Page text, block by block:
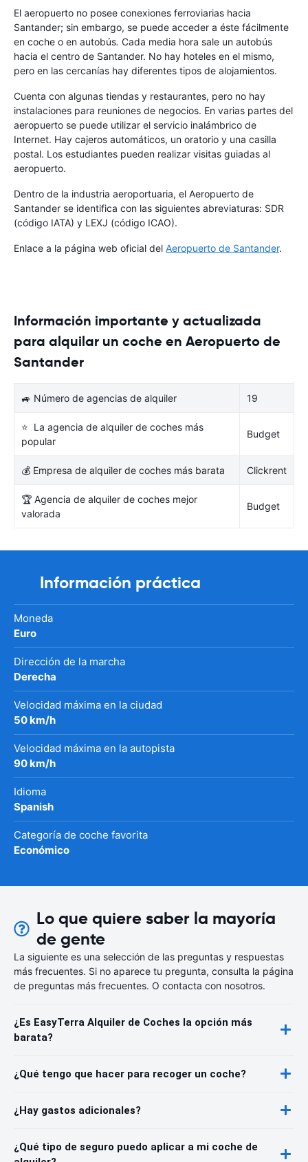
El aeropuerto no posee conexiones ferroviarias hacia
Santander; sin embargo, se puede acceder a éste fácilmente
en coche o en autobús. Cada media hora sale un autobús
hacia el centro de Santander. No hay hoteles en el mismo,
pero en las cercanías hay diferentes tipos de alojamientos.
Cuenta con algunas tiendas y restaurantes, pero no hay
instalaciones para reuniones de negocios. En varias partes del
aeropuerto se puede utilizar el servicio inalámbrico de
Internet. Hay cajeros automáticos, un oratorio y una casilla
postal. Los estudiantes pueden realizar visitas guiadas al
aeropuerto.
Dentro de la industria aeroportuaria, el Aeropuerto de
Santander se identifica con las siguientes abreviaturas: SDR
(código IATA) y LEXJ (código ICAO).
Enlace a la página web oficial del Aeropuerto de Santander.
Información importante y actualizada
para alquilar un coche en Aeropuerto de
Santander
🚙 Número de agencias de alquiler 19
⭐ La agencia de alquiler de coches más
popular
Budget
💰 Empresa de alquiler de coches más barata Clickrent
🏆 Agencia de alquiler de coches mejor
valorada
Budget
Información práctica
Moneda
Euro
Dirección de la marcha
Derecha
Velocidad máxima en la ciudad
50 km/h
Velocidad máxima en la autopista
90 km/h
Idioma
Spanish
Categoría de coche favorita
Económico
Lo que quiere saber la mayoría
de gente
La siguiente es una selección de las preguntas y respuestas
más frecuentes. Si no aparece tu pregunta, consulta la página
de preguntas más frecuentes. O contacta con nosotros.
¿Es EasyTerra Alquiler de Coches la opción más
barata?
¿Qué tengo que hacer para recoger un coche?
¿Hay gastos adicionales?
¿Qué tipo de seguro puedo aplicar a mi coche de